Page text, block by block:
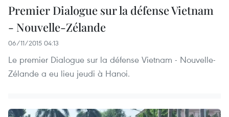
Premier Dialogue sur la défense Vietnam
- Nouvelle-Zélande
06/11/2015 04:13
Le premier Dialogue sur la défense Vietnam - Nouvelle-
Zélande a eu lieu jeudi à Hanoi.